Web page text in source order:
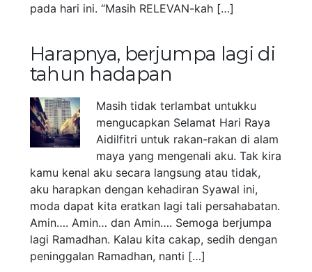
pada hari ini. “Masih RELEVAN-kah […]
Harapnya, berjumpa lagi di
tahun hadapan
Masih tidak terlambat untukku
mengucapkan Selamat Hari Raya
Aidilfitri untuk rakan-rakan di alam
maya yang mengenali aku. Tak kira
kamu kenal aku secara langsung atau tidak,
aku harapkan dengan kehadiran Syawal ini,
moda dapat kita eratkan lagi tali persahabatan.
Amin…. Amin… dan Amin…. Semoga berjumpa
lagi Ramadhan. Kalau kita cakap, sedih dengan
peninggalan Ramadhan, nanti […]